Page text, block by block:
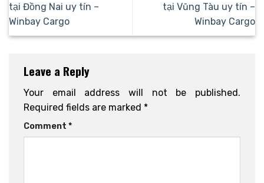
tại Đồng Nai uy tín –
Winbay Cargo
tại Vũng Tàu uy tín –
Winbay Cargo
Leave a Reply
Your email address will not be published.
Required fields are marked *
Comment *